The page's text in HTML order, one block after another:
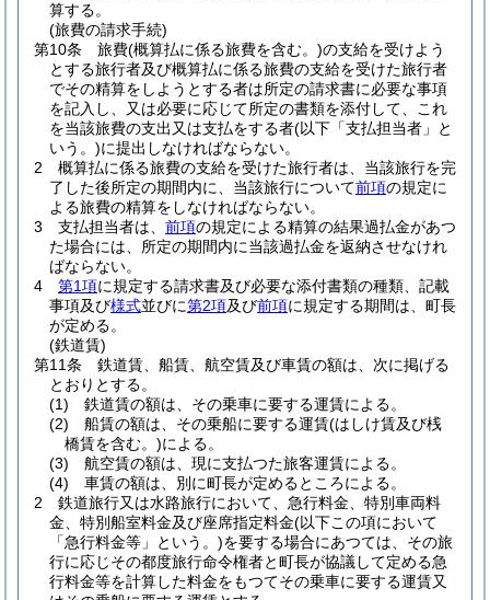
算する。
(旅費の請求手続)
第10条
旅費(概算払に係る旅費を含む。)の支給を受けよう
とする旅行者及び概算払に係る旅費の支給を受けた旅行者
でその精算をしようとする者は所定の請求書に必要な事項
を記入し、又は必要に応じて所定の書類を添付して、これ
を当該旅費の支出又は支払をする者(以下「支払担当者」と
いう。)に提出しなければならない。
2
概算払に係る旅費の支給を受けた旅行者は、当該旅行を完
了した後所定の期間内に、当該旅行について前項の規定に
よる旅費の精算をしなければならない。
3
支払担当者は、 前項の規定による精算の結果過払金があつ
た場合には、所定の期間内に当該過払金を返納させなけれ
ばならない。
4
第1項に規定する請求書及び必要な添付書類の種類、記載
事項及び様式並びに第2項及び前項に規定する期間は、町長
が定める。
(鉄道賃)
第11条
鉄道賃、船賃、航空賃及び車賃の額は、次に掲げる
とおりとする。
(1)
鉄道賃の額は、その乗車に要する運賃による。
(2)
船賃の額は、その乗船に要する運賃(はしけ賃及び桟
橋賃を含む。)による。
(3)
航空賃の額は、現に支払つた旅客運賃による。
(4)
車賃の額は、別に町長が定めるところによる。
2
鉄道旅行又は水路旅行において、急行料金、特別車両料
金、特別船室料金及び座席指定料金(以下この項において
「急行料金等」という。)を要する場合にあつては、その旅
行に応じその都度旅行命令権者と町長が協議して定める急
行料金等を計算した料金をもつてその乗車に要する運賃又